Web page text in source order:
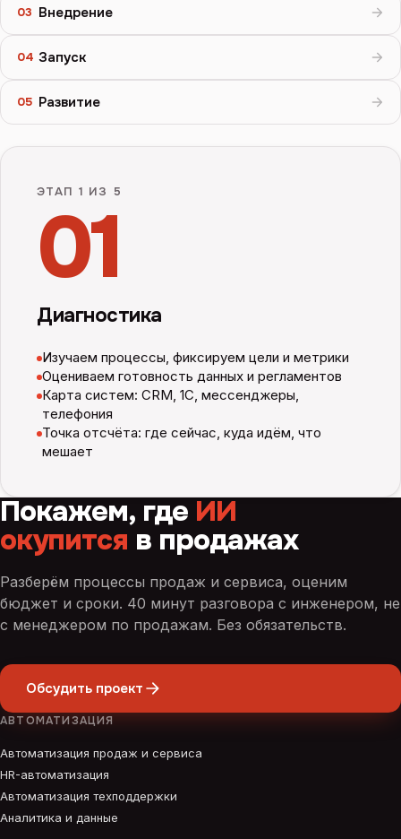
03 Внедрение
04 Запуск
05 Развитие
ЭТАП 1 ИЗ 5
01
Диагностика
Изучаем процессы, фиксируем цели и метрики
Оцениваем готовность данных и регламентов
Карта систем: CRM, 1С, мессенджеры,
телефония
Точка отсчёта: где сейчас, куда идём, что
мешает
Покажем, где ИИ
окупится в продажах
Разберём процессы продаж и сервиса, оценим
бюджет и сроки. 40 минут разговора с инженером, не
с менеджером по продажам. Без обязательств.
Обсудить проект
АВТОМАТИЗАЦИЯ
Автоматизация продаж и сервиса
HR-автоматизация
Автоматизация техподдержки
Аналитика и данные